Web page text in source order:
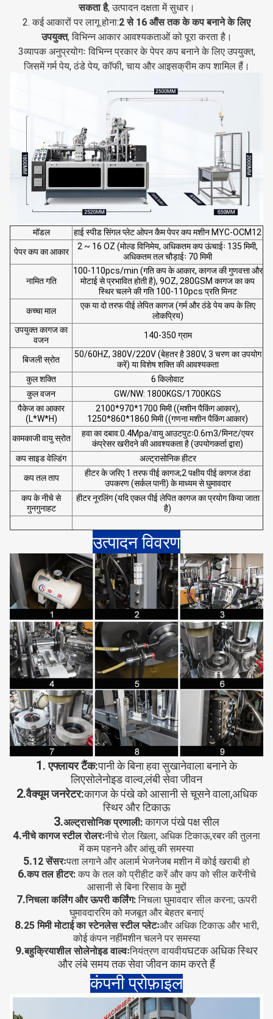
सकता है, उत्पादन दक्षता में सुधार।
2. कई आकारों पर लागू होना:2 से 16 औंस तक के कप बनाने के लिए
उपयुक्त, विभिन्न आकार आवश्यकताओं को पूरा करता है।
3व्यापक अनुप्रयोगः विभिन्न प्रकार के पेपर कप बनाने के लिए उपयुक्त,
जिसमें गर्म पेय, ठंडे पेय, कॉफी, चाय और आइसक्रीम कप शामिल हैं।
मॉडल
हाई स्पीड सिंगल प्लेट ओपन कैम पेपर कप मशीन MYC-OCM12
पेपर कप का आकार
2 ~ 16 OZ (मोल्ड विनिमेय, अधिकतम कप ऊंचाईः 135 मिमी,
अधिकतम तल चौड़ाईः 70 मिमी
नामित गति
100-110pcs/min (गति कप के आकार, कागज की गुणवत्ता और
मोटाई से प्रभावित होती है), 9OZ, 280GSM कागज का कप
स्थिर चलने की गति 100-110pcs प्रति मिनट
कच्चा माल
एक या दो तरफ पीई लेपित कागज (गर्म और ठंडे पेय कप के लिए
लोकप्रिय)
उपयुक्त कागज का
वजन
140-350 ग्राम
बिजली स्रोत
50/60HZ, 380V/220V (बेहतर है 380V, 3 चरण का उपयोग
करें) या विशेष शक्ति की आवश्यकता
कुल शक्ति
6 किलोवाट
कुल वजन
GW/NW: 1800KGS/1700KGS
पैकेज का आकार
(L*W*H)
2100*970*1700 मिमी ((मशीन पैकिंग आकार),
1250*860*1860 मिमी ((गणना मशीन पैकिंग आकार)
कामकाजी वायु स्रोत
हवा का दबाव:0.4Mpa/वायु आउटपुटः0.6m3/मिनट/एयर
कंप्रेसर खरीदने की आवश्यकता है (उपयोगकर्ता द्वारा)
कप साइड वेल्डिंग
अल्ट्रासोनिक हीटर
कप तल ताप
हीटर के जरिए 1 तरफ पीई कागज;2 पक्षीय पीई कागज ठंडा
उपकरण (सर्कल पानी) के माध्यम से घुमावदार
कप के नीचे से
गुनगुनाहट
हीटर नूरलिंग (यदि एकल पीई लेपित कागज का प्रयोग किया जाता
है)
उत्पादन विवरण
1. एफ्लायर टैंक:पानी के बिना हवा सुखानेवाला बनाने के
लिएसोलेनोइड वाल्व,लंबी सेवा जीवन
2.वैक्यूम जनरेटर:कागज के पंखे को आसानी से चूसने वाला,अधिक
स्थिर और टिकाऊ
3.अल्ट्रासोनिक प्रणाली: कागज पंखे पक्ष सील
4.नीचे कागज स्टील रोलरःनीचे रोल खिला, अधिक टिकाऊ,रबर की तुलना
में कम पहनने और आंसू की समस्या
5.12 सेंसरःपता लगाने और अलार्म भेजनेजब मशीन में कोई खराबी हो
6.कप तल हीटर: कप के तल को प्रीहीट करें और कप को सील करेंनीचे
आसानी से बिना रिसाव के मुद्दों
7.निचला कर्लिंग और ऊपरी कर्लिंग: निचला घुमावदार सील करना; ऊपरी
घुमावदाररिम को मजबूत और बेहतर बनाएं
8.25 मिमी मोटाई का स्टेनलेस स्टील प्लेटःऔर अधिक टिकाऊ और भारी,
कोई कंपन नहींमशीन चलने पर समस्या
9.बहुक्रियाशील सोलेनोइड वाल्वःनियंत्रण वायवीयघटक अधिक स्थिर
और लंबे समय तक सेवा जीवन काम करते हैं
कंपनी प्रोफ़ाइल